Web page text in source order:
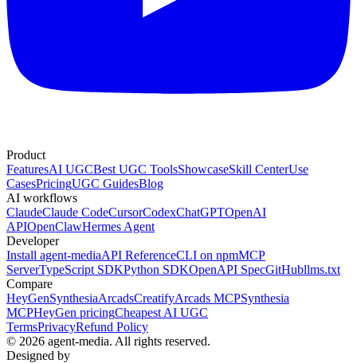
Product
FeaturesAI UGCBest UGC ToolsShowcaseSkill CenterUse
CasesPricingUGC GuidesBlog
AI workflows
ClaudeClaude CodeCursorCodexChatGPTOpenAI
APIOpenClawHermes Agent
Developer
Install agent-mediaAPI ReferenceCLI on npmMCP
ServerTypeScript SDKPython SDKOpenAPI SpecGitHubllms.txt
Compare
HeyGenSynthesiaArcadsCreatifyArcads MCPSynthesia
MCPHeyGen pricingCheapest AI UGC
TermsPrivacyRefund Policy
© 2026 agent-media. All rights reserved.
Designed by